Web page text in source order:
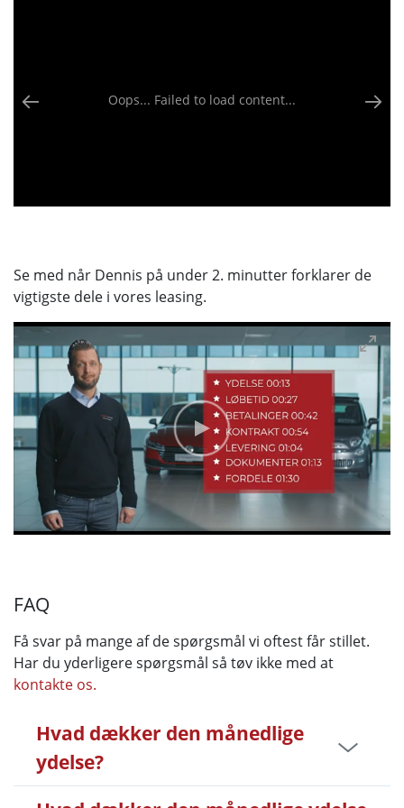
Oops... Failed to load content...
Se med når Dennis på under 2. minutter forklarer de
vigtigste dele i vores leasing.
FAQ
Få svar på mange af de spørgsmål vi oftest får stillet.
Har du yderligere spørgsmål så tøv ikke med at
kontakte os.
Hvad dækker den månedlige
ydelse?